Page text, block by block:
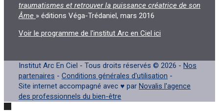
traumatismes et retrouver la puissance créatrice de son
Âme » éditions Véga-Trédaniel, mars 2016
Voir le programme de l'institut Arc en Ciel ici
Institut Arc En Ciel - Tous droits réservés © 2026 - Nos
partenaires - Conditions générales d'utilisation -
Site internet accompagné avec ♥ par Novalis l'agence
des professionnels du bien-être